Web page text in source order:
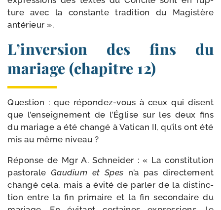
ture avec la constante tra­di­tion du Magistère
antérieur ».
L’inversion des fins du
mariage (chapitre 12)
Question : que répondez-​vous à ceux qui disent
que l’enseignement de l’Église sur les deux fins
du mariage a été chan­gé à Vatican II, qu’ils ont été
mis au même niveau ?
Réponse de Mgr A. Schneider : « La consti­tu­tion
pas­to­rale Gaudium et Spes n’a pas direc­te­ment
chan­gé cela, mais a évi­té de par­ler de la dis­tinc­
tion entre la fin pri­maire et la fin secon­daire du